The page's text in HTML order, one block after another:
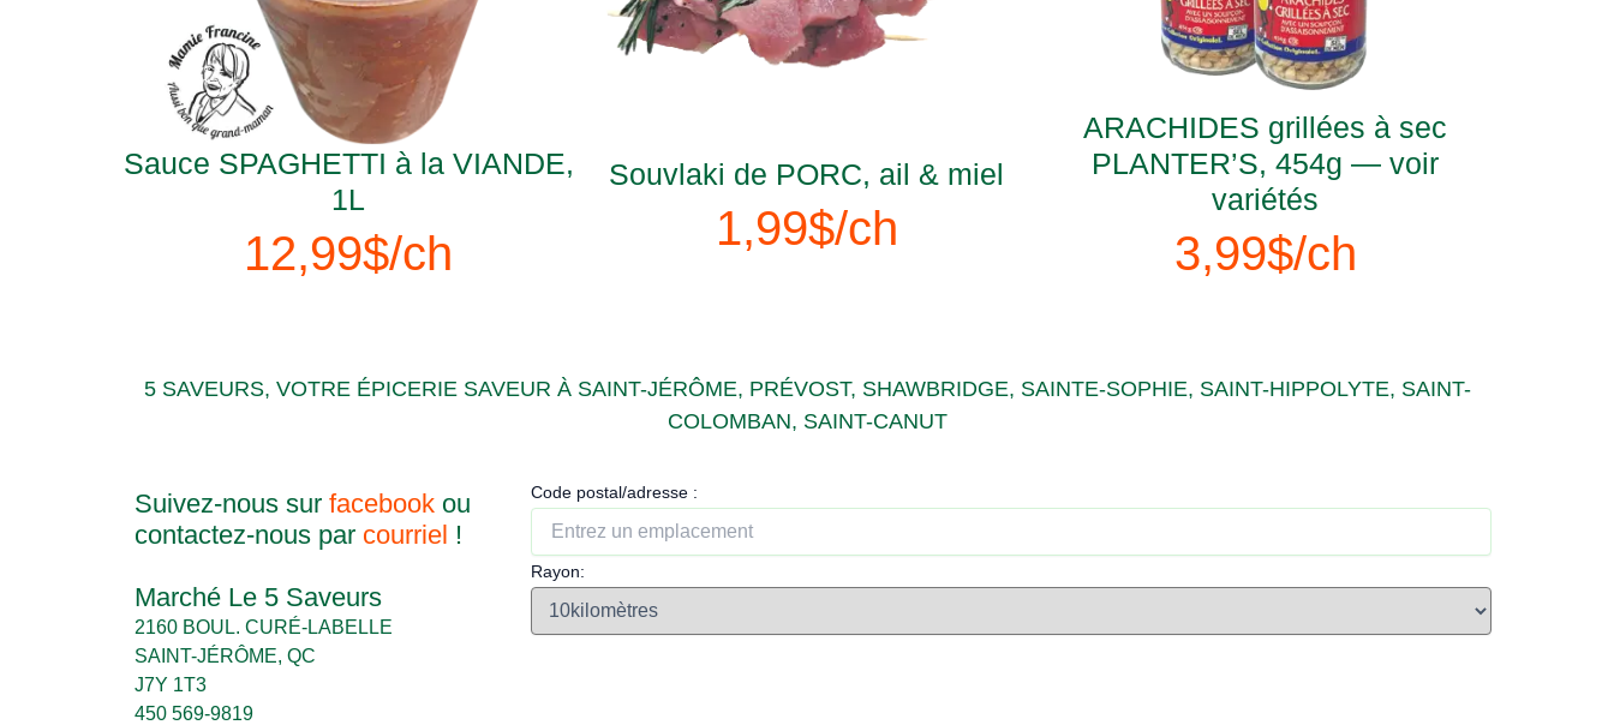
Sauce SPAGHETTI à la VIANDE,
1L
12,99$/ch
Souvlaki de PORC, ail & miel
1,99$/ch
ARACHIDES grillées à sec
PLANTER’S, 454g — voir
variétés
3,99$/ch
5 SAVEURS, VOTRE ÉPICERIE SAVEUR À SAINT-JÉRÔME, PRÉVOST, SHAWBRIDGE, SAINTE-SOPHIE, SAINT-HIPPOLYTE, SAINT-
COLOMBAN, SAINT-CANUT
Suivez-nous sur facebook ou
contactez-nous par courriel !
Marché Le 5 Saveurs
2160 BOUL. CURÉ-LABELLE
SAINT-JÉRÔME, QC
J7Y 1T3
450 569-9819
Code postal/adresse :
Rayon: